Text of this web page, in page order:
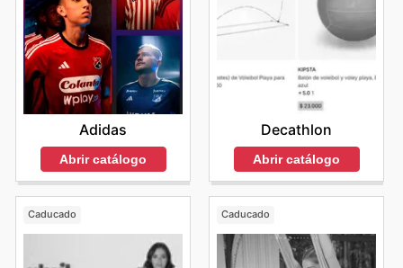
Adidas
Abrir catálogo
Decathlon
Abrir catálogo
Caducado Caducado